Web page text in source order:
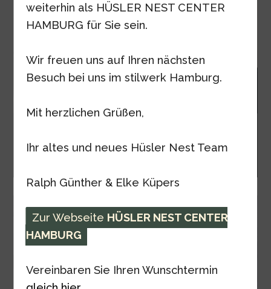
ZEITRAUM steht für eine reduzierte Formensprache und einen
weiterhin als HÜSLER NEST CENTER
HAMBURG für Sie sein.
Wir freuen uns auf Ihren nächsten
Besuch bei uns im stilwerk Hamburg.
Mit herzlichen Grüßen,
Ihr altes und neues Hüsler Nest Team
Ralph Günther & Elke Küpers
Zur Webseite HÜSLER NEST CENTER
HAMBURG
Vereinbaren Sie Ihren Wunschtermin